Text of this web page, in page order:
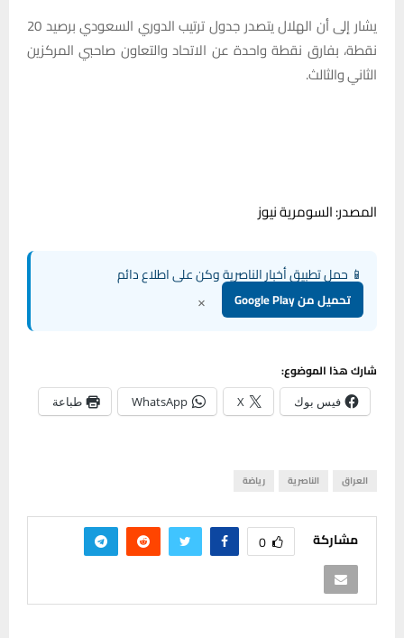
يشار إلى أن الهلال يتصدر جدول ترتيب الدوري السعودي برصيد 20
نقطة، بفارق نقطة واحدة عن الاتحاد والتعاون صاحبي المركزين
الثاني والثالث.
المصدر: السومرية نيوز
📱 حمل تطبيق أخبار الناصرية وكن على اطلاع دائم
تحميل من Google Play ×
شارك هذا الموضوع:
فيس بوك X
WhatsApp طباعة
العراق الناصرية رياضة
مشاركة 0